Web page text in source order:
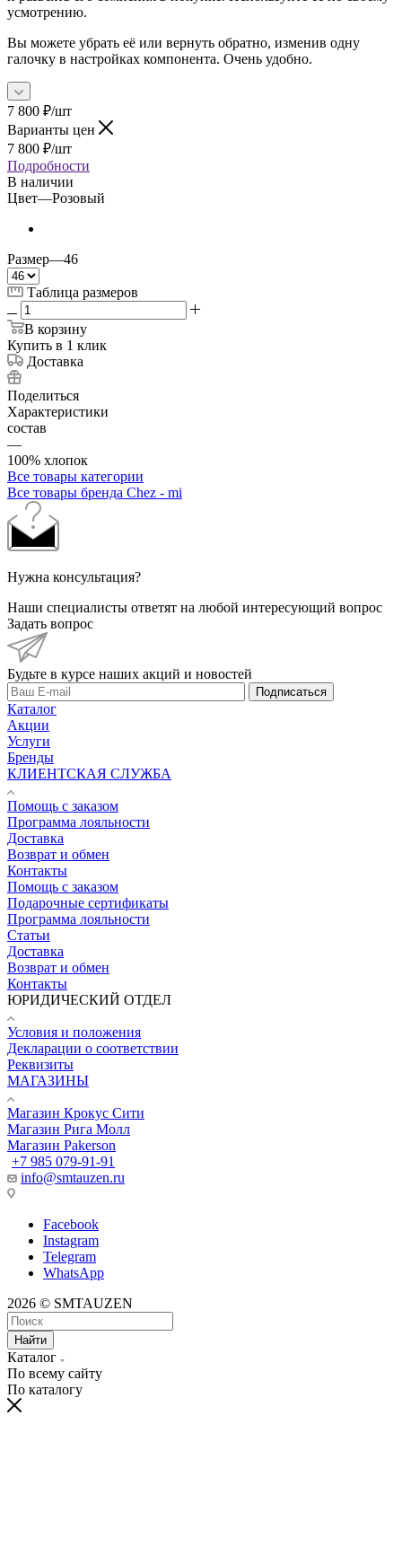
усмотрению.
Вы можете убрать её или вернуть обратно, изменив одну
галочку в настройках компонента. Очень удобно.
7 800 ₽/шт
Варианты цен
7 800 ₽/шт
Подробности
В наличии
Цвет—Розовый
Размер—46
Таблица размеров
В корзину
Купить в 1 клик
Доставка
Поделиться
Характеристики
состав
—
100% хлопок
Все товары категории
Все товары бренда Chez - mi
Нужна консультация?
Наши специалисты ответят на любой интересующий вопрос
Задать вопрос
Будьте в курсе наших акций и новостей
Подписаться
Каталог
Акции
Услуги
Бренды
КЛИЕНТСКАЯ СЛУЖБА
Помощь с заказом
Программа лояльности
Доставка
Возврат и обмен
Контакты
Помощь с заказом
Подарочные сертификаты
Программа лояльности
Статьи
Доставка
Возврат и обмен
Контакты
ЮРИДИЧЕСКИЙ ОТДЕЛ
Условия и положения
Декларации о соответствии
Реквизиты
МАГАЗИНЫ
Магазин Крокус Сити
Магазин Рига Молл
Магазин Pakerson
+7 985 079-91-91
info@smtauzen.ru
Facebook
Instagram
Telegram
WhatsApp
2026 © SMTAUZEN
Найти
Каталог
По всему сайту
По каталогу